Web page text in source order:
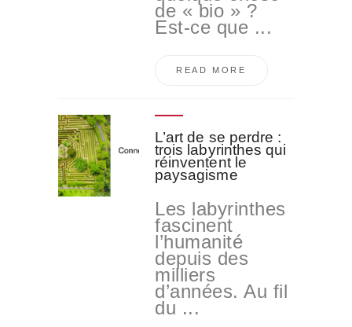
de « bio » ?
Est-ce que ...
READ MORE
L’art de se perdre :
trois labyrinthes qui
réinventent le
paysagisme
Les labyrinthes
fascinent
l’humanité
depuis des
milliers
d’années. Au fil
du ...